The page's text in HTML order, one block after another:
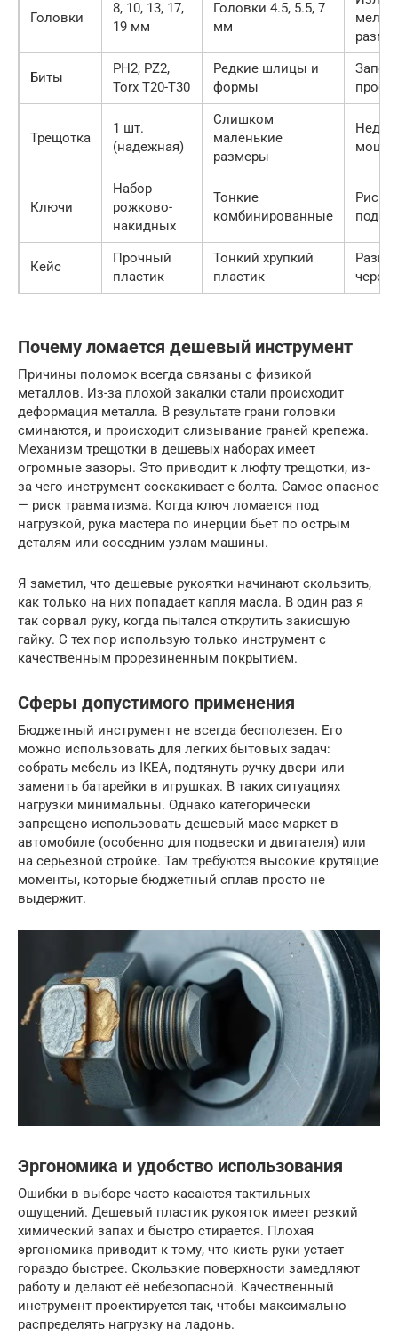
Головки
8, 10, 13, 17,
19 мм
Головки 4.5, 5.5, 7
мм
Биты
PH2, PZ2,
Torx T20-T30
Редкие шлицы и
формы
Трещотка
1 шт.
(надежная)
Слишком
маленькие
размеры
Ключи
Набор
рожково-
накидных
Тонкие
комбинированные
Риск
под
Кейс
Прочный
пластик
Тонкий хрупкий
пластик
через
Почему ломается дешевый инструмент
Причины поломок всегда связаны с физикой
металлов. Из-за плохой закалки стали происходит
деформация металла. В результате грани головки
сминаются, и происходит слизывание граней крепежа.
Механизм трещотки в дешевых наборах имеет
огромные зазоры. Это приводит к люфту трещотки, из-
за чего инструмент соскакивает с болта. Самое опасное
— риск травматизма. Когда ключ ломается под
нагрузкой, рука мастера по инерции бьет по острым
деталям или соседним узлам машины.
Я заметил, что дешевые рукоятки начинают скользить,
как только на них попадает капля масла. В один раз я
так сорвал руку, когда пытался открутить закисшую
гайку. С тех пор использую только инструмент с
качественным прорезиненным покрытием.
Сферы допустимого применения
Бюджетный инструмент не всегда бесполезен. Его
можно использовать для легких бытовых задач:
собрать мебель из IKEA, подтянуть ручку двери или
заменить батарейки в игрушках. В таких ситуациях
нагрузки минимальны. Однако категорически
запрещено использовать дешевый масс-маркет в
автомобиле (особенно для подвески и двигателя) или
на серьезной стройке. Там требуются высокие крутящие
моменты, которые бюджетный сплав просто не
выдержит.
Эргономика и удобство использования
Ошибки в выборе часто касаются тактильных
ощущений. Дешевый пластик рукояток имеет резкий
химический запах и быстро стирается. Плохая
эргономика приводит к тому, что кисть руки устает
гораздо быстрее. Скользкие поверхности замедляют
работу и делают её небезопасной. Качественный
инструмент проектируется так, чтобы максимально
распределять нагрузку на ладонь.